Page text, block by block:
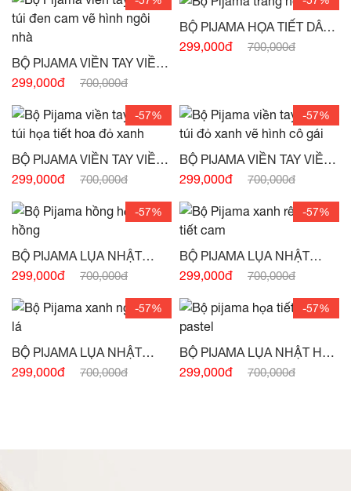
BỘ PIJAMA VIỀN TAY VIỀN
TÚI ĐEN CAM VẼ HÌNH
299,000đ 700,000đ
BỘ PIJAMA HỌA TIẾT DÂU
TÂY -(HẾT HÀNG)
299,000đ 700,000đ
-57%
BỘ PIJAMA VIỀN TAY VIỀN
TÚI HỌA TIẾT HOA ĐỎ
299,000đ 700,000đ
-57%
BỘ PIJAMA VIỀN TAY VIỀN
TÚI ĐỎ XANH VẼ HÌNH CÔ
299,000đ 700,000đ
-57%
BỘ PIJAMA LỤA NHẬT
299,000đ 700,000đ
-57%
BỘ PIJAMA LỤA NHẬT
XANH RÊU HỌA TIẾT CAM
299,000đ 700,000đ
-57%
BỘ PIJAMA LỤA NHẬT
299,000đ 700,000đ
-57%
BỘ PIJAMA LỤA NHẬT HỌA
TIẾT TRẮNG HỒNG
299,000đ 700,000đ